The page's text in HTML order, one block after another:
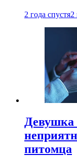
2 года спустя2
Девушка
питомца